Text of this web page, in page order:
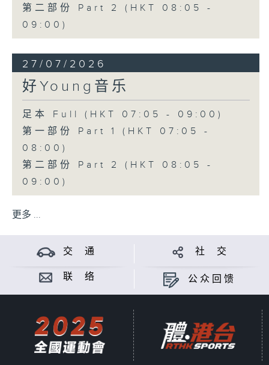
第二部份 Part 2 (HKT 08:05 -
09:00)
27/07/2026
好Young音乐
足本 Full (HKT 07:05 - 09:00)
第一部份 Part 1 (HKT 07:05 -
08:00)
第二部份 Part 2 (HKT 08:05 -
09:00)
更多 ...
交 通 社 交
联 络 公众回馈